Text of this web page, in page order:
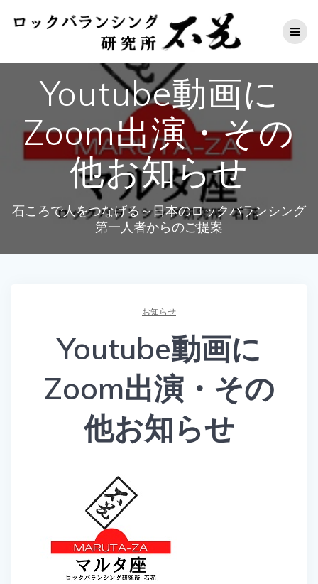
ン
ツ
へ
ス
ッ
プ
Youtube動画に
Zoom出演・その
他お知らせ
石ころで人をつなげる～日本のロックバランシング
第一人者からのご提案
お知らせ
Youtube動画に
Zoom出演・その
他お知らせ